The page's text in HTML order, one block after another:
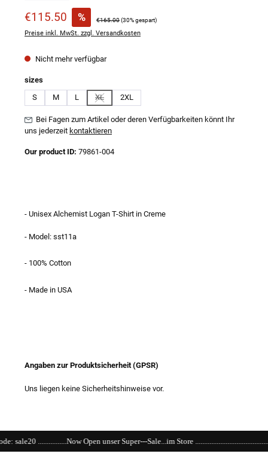
Verkaufspreis:
€115.50 % Regulärer Preis:
€165.00(30% gespart)
Preise inkl. MwSt. zzgl. Versandkosten
Nicht mehr verfügbar
sizesauswählen
S
M L XL
(Diese Option ist zurzeit nicht verfügbar.)
2XL
Bei Fagen zum Artikel oder deren Verfügbarkeiten könnt Ihr
uns jederzeit kontaktieren
Our product ID: 79861-004
- Unisex Alchemist Logan T-Shirt in Creme
- Model: sst11a
- 100% Cotton
- Made in USA
Angaben zur Produktsicherheit (GPSR)
Uns liegen keine Sicherheitshinweise vor.
Open unser Super---Sale...im Store